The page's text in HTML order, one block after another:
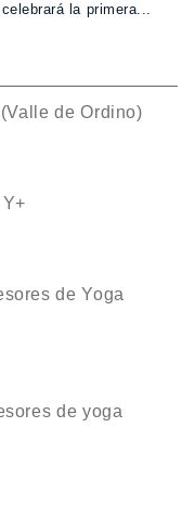
la primera...
de Ordino)
de Yoga
de yoga